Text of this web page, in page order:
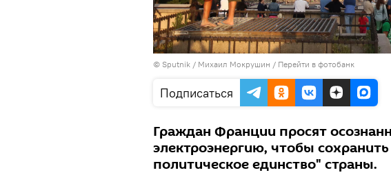
© Sputnik / Михаил Мокрушин / Перейти в фотобанк
Подписаться
Граждан Франции просят
электроэнергию, чтобы
политическое единство" страны.